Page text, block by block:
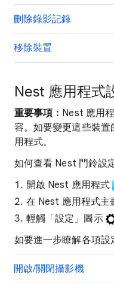
刪除錄影記錄
移除裝置
Nest 應用程式
重要事項： Nest 應用
容。如要變更這些裝
用程式。
如何查看 Nest 門鈴設
開啟 Nest 應用程式
在 Nest 應用程式主
輕觸「設定」圖示
如要進一步瞭解各項設
開啟/關閉攝影機